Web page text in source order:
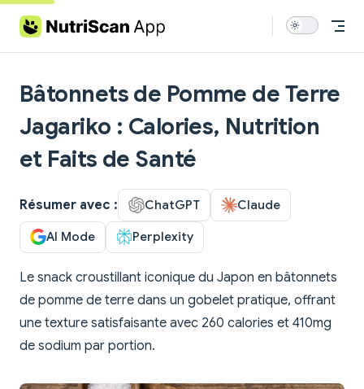
Skip to content
Bâtonnets de Pomme de Terre
Jagariko : Calories, Nutrition
et Faits de Santé
Résumer avec : ChatGPT Claude
AI Mode Perplexity
Le snack croustillant iconique du Japon en bâtonnets
de pomme de terre dans un gobelet pratique, offrant
une texture satisfaisante avec 260 calories et 410mg
de sodium par portion.